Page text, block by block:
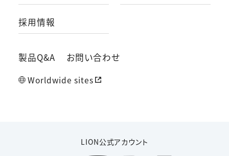
採用情報
製品Q&A お問い合わせ
Worldwide sites
LION公式アカウント